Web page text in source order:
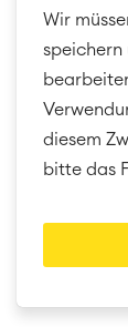
Wir
diesem
bitte das